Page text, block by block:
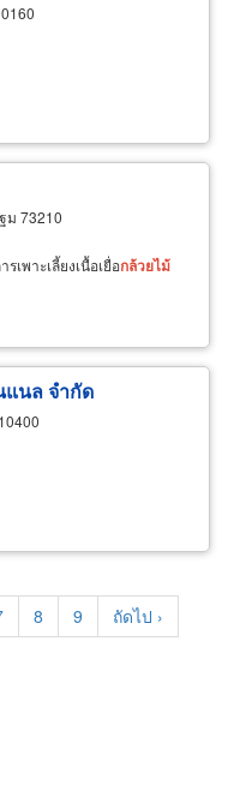
ม 73210
เพาะเลี้ยงเนื้อเยื่อกล้วยไม้
แนล จำกัด
Page
8 Page
9
Next
page
ถัดไป ›